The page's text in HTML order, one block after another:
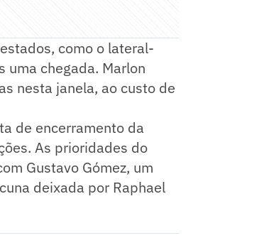
como o lateral-
uma chegada. Marlon
nesta janela, ao custo de
de encerramento da
As prioridades do
Gustavo Gómez, um
deixada por Raphael